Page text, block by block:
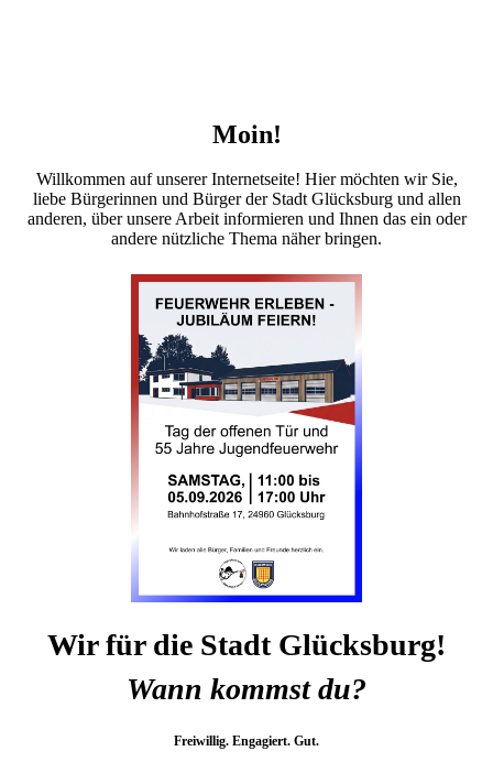
Moin!
Willkommen auf unserer Internetseite! Hier möchten wir Sie,
liebe Bürgerinnen und Bürger der Stadt Glücksburg und allen
anderen, über unsere Arbeit informieren und Ihnen das ein oder
andere nützliche Thema näher bringen.
Wir für die Stadt Glücksburg!
Wann kommst du?
Freiwillig. Engagiert. Gut.